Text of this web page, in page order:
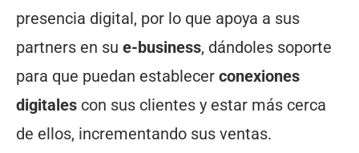
presencia digital, por lo que apoya a sus
partners en su e-business, dándoles soporte
para que puedan establecer conexiones
digitales con sus clientes y estar más cerca
de ellos, incrementando sus ventas.